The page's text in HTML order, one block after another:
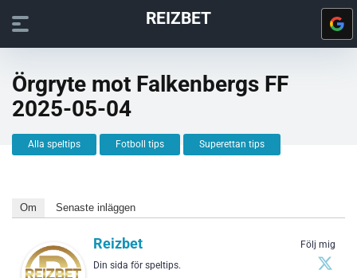
REIZBET
Örgryte mot Falkenbergs FF
2025-05-04
Alla speltips Fotboll tips Superettan tips
Om Senaste inläggen
Följ mig
Reizbet
Din sida för speltips.